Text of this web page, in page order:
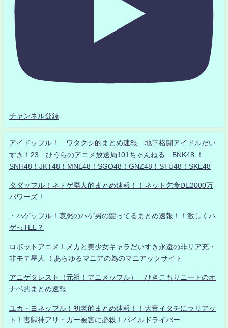
チャンネル登録
アイドッフル！ ワタクシ的まとめ速報 地下格闘アイドルだい
すき！23 ひうらのアニメ放送局101ちゃんねる BNK48 ！
SNH48！JKT48！MNL48！SGO48！GNZ48！STU48！SKE48
タダッフル！ネトゲ廃人的まとめ速報！！ネット乞食DE2000万
パワーズ！
・ハゲッフル！哀愁のハゲ男の髪ってるまとめ速報！！激しくハ
ゲっTEL？
ロボットアニメ！メカと美少女キャラだいすき永遠の非リア充・
非モテ星人 ！あらゆるマニアの為のマニアックサイト
アニゲタレスト（元祖！アニメッフル） ひきこもりニートのオ
ナベ的まとめ速報
ユカ・ヨネッフル！初老的まとめ速報！！大帝イタチにラリアッ
ト！害獣神アリ・ガー被害に必殺！パイルドライバー